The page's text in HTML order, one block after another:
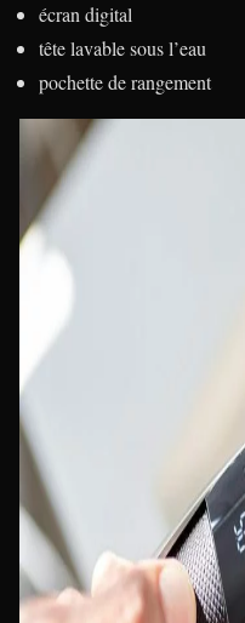
écran digital
tête lavable sous l’eau
pochette de rangement